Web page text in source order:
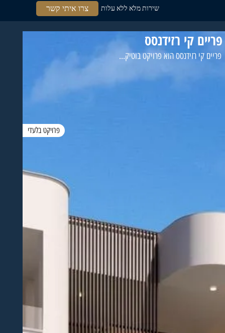
שירות מלא ללא עלות צרו איתי קשר
פריים קי רזידנסס
פריים קי רזידנסס הוא פרויקט בוטיק...
פרויקט בלעדי